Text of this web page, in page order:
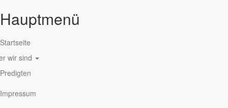
Direkt zum Inhalt
Hauptmenü
Startseite
wir sind
Predigten
Impressum